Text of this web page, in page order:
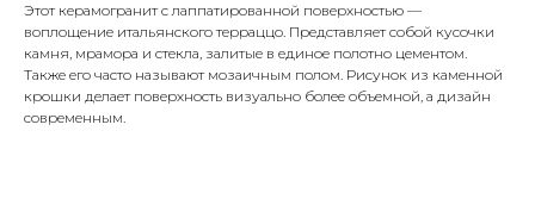
Этот керамогранит с лаппатированной поверхностью —
воплощение итальянского терраццо. Представляет собой кусочки
камня, мрамора и стекла, залитые в единое полотно цементом.
Также его часто называют мозаичным полом. Рисунок из каменной
крошки делает поверхность визуально более объемной, а дизайн
современным.